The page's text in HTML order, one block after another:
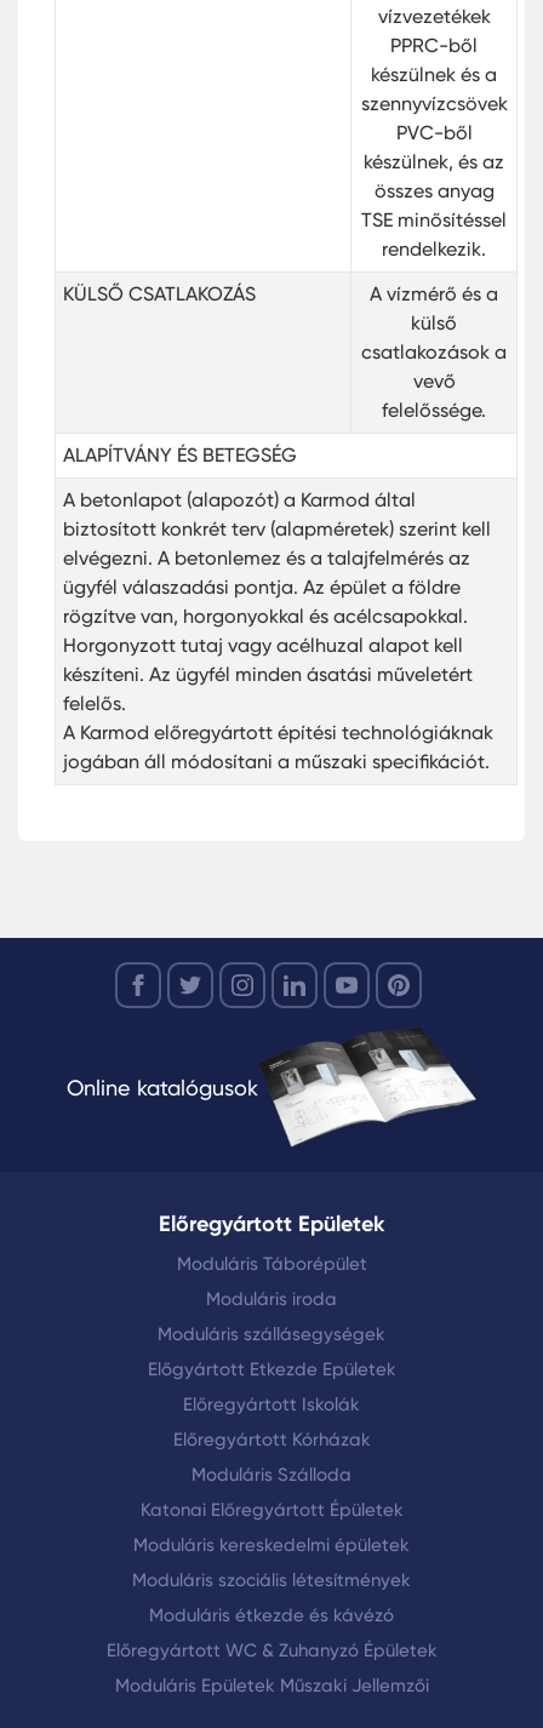
vízvezetékek
PPRC-ből
készülnek és a
szennyvízcsövek
PVC-ből
készülnek, és az
összes anyag
TSE minősítéssel
rendelkezik.
KÜLSŐ CSATLAKOZÁS
A vízmérő és a
külső
csatlakozások a
vevő
felelőssége.
ALAPÍTVÁNY ÉS BETEGSÉG
A betonlapot (alapozót) a Karmod által
biztosított konkrét terv (alapméretek) szerint kell
elvégezni. A betonlemez és a talajfelmérés az
ügyfél válaszadási pontja. Az épület a földre
rögzítve van, horgonyokkal és acélcsapokkal.
Horgonyzott tutaj vagy acélhuzal alapot kell
készíteni. Az ügyfél minden ásatási műveletért
felelős.
A Karmod előregyártott építési technológiáknak
jogában áll módosítani a műszaki specifikációt.
Online katalógusok
Előregyártott Epületek
Moduláris Táborépület
Moduláris iroda
Moduláris szállásegységek
Előgyártott Etkezde Epületek
Előregyártott Iskolák
Előregyártott Kórházak
Moduláris Szálloda
Katonai Előregyártott Épületek
Moduláris kereskedelmi épületek
Moduláris szociális létesítmények
Moduláris étkezde és kávézó
Előregyártott WC & Zuhanyzó Épületek
Moduláris Epületek Műszaki Jellemzői